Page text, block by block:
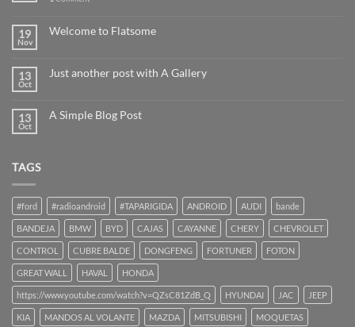
19
Nov
Welcome to Flatsome
13
Oct
Just another post with A Gallery
13
Oct
A Simple Blog Post
TAGS
#ford #radioandroid #TAPARIGIDA ANDROID AUDI bande
BANDEJA BMW BYD CAJAS CAYANNE CHERY CHEVROLET
CONTROL CUBRE BALDE DONGFENG FORTUNER FOTON
GREAT WALL HAVAL HONDA
https://www.youtube.com/watch?v=QZsC81ZdB_Q HYUNDAI JAC JEEP
KIA MANDOS AL VOLANTE MAZDA MITSUBISHI MOQUETAS